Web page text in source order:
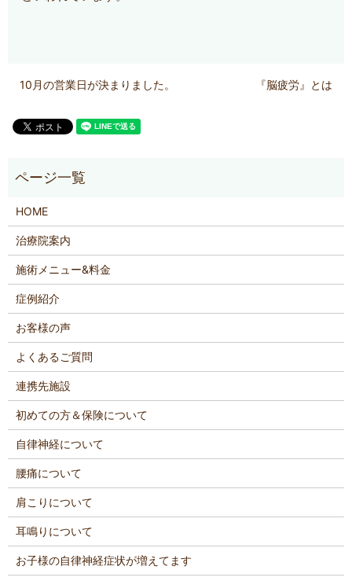
10月の営業日が決まりました。 『脳疲労』とは
HOME
治療院案内
施術メニュー&料金
症例紹介
お客様の声
よくあるご質問
連携先施設
初めての方＆保険について
自律神経について
腰痛について
肩こりについて
耳鳴りについて
お子様の自律神経症状が増えてます